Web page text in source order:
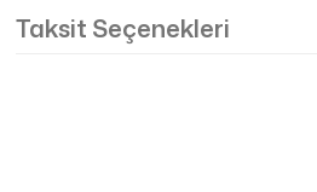
Taksit Seçenekleri